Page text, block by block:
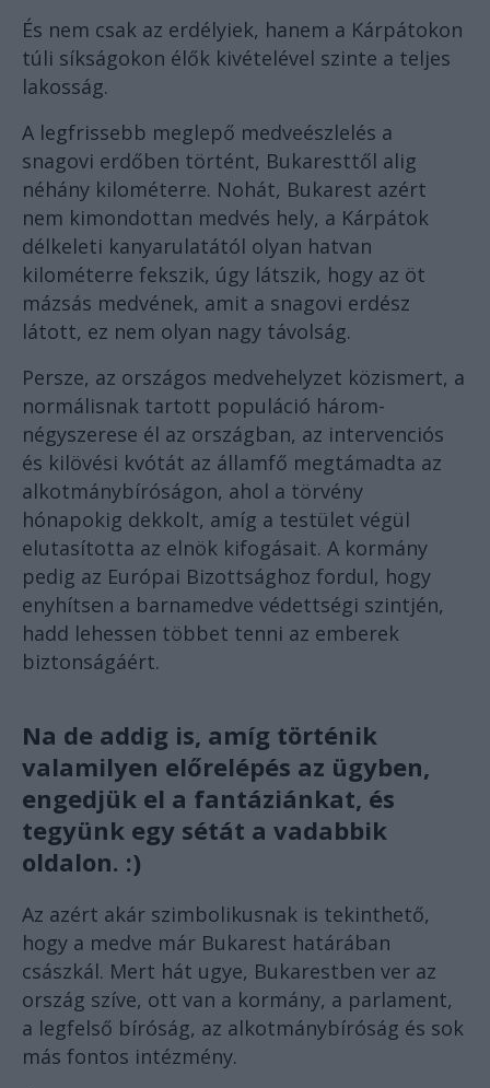
És nem csak az erdélyiek, hanem a Kárpátokon
túli síkságokon élők kivételével szinte a teljes
lakosság.
A legfrissebb meglepő medveészlelés a
snagovi erdőben történt, Bukaresttől alig
néhány kilométerre. Nohát, Bukarest azért
nem kimondottan medvés hely, a Kárpátok
délkeleti kanyarulatától olyan hatvan
kilométerre fekszik, úgy látszik, hogy az öt
mázsás medvének, amit a snagovi erdész
látott, ez nem olyan nagy távolság.
Persze, az országos medvehelyzet közismert, a
normálisnak tartott populáció három-
négyszerese él az országban, az intervenciós
és kilövési kvótát az államfő megtámadta az
alkotmánybíróságon, ahol a törvény
hónapokig dekkolt, amíg a testület végül
elutasította az elnök kifogásait. A kormány
pedig az Európai Bizottsághoz fordul, hogy
enyhítsen a barnamedve védettségi szintjén,
hadd lehessen többet tenni az emberek
biztonságáért.
Na de addig is, amíg történik
valamilyen előrelépés az ügyben,
engedjük el a fantáziánkat, és
tegyünk egy sétát a vadabbik
oldalon. :)
Az azért akár szimbolikusnak is tekinthető,
hogy a medve már Bukarest határában
császkál. Mert hát ugye, Bukarestben ver az
ország szíve, ott van a kormány, a parlament,
a legfelső bíróság, az alkotmánybíróság és sok
más fontos intézmény.